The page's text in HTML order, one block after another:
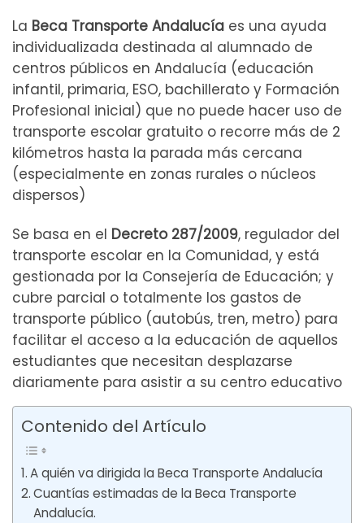
La Beca Transporte Andalucía es una ayuda
individualizada destinada al alumnado de
centros públicos en Andalucía (educación
infantil, primaria, ESO, bachillerato y Formación
Profesional inicial) que no puede hacer uso de
transporte escolar gratuito o recorre más de 2
kilómetros hasta la parada más cercana
(especialmente en zonas rurales o núcleos
dispersos)
Se basa en el Decreto 287/2009, regulador del
transporte escolar en la Comunidad, y está
gestionada por la Consejería de Educación; y
cubre parcial o totalmente los gastos de
transporte público (autobús, tren, metro) para
facilitar el acceso a la educación de aquellos
estudiantes que necesitan desplazarse
diariamente para asistir a su centro educativo
Contenido del Artículo
A quién va dirigida la Beca Transporte Andalucía
Cuantías estimadas de la Beca Transporte
Andalucía.